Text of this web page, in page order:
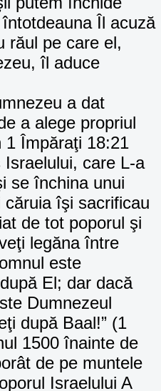
Îl acuză
răul pe care el,
îl aduce
a dat
a alege propriul
1 Împăraţi 18:21
care L-a
se închina unui
îşi sacrificau
de tot poporul şi
legăna între
este
El; dar dacă
Dumnezeul
după Baal!” (1
1500 înainte de
de pe muntele
Israelului A